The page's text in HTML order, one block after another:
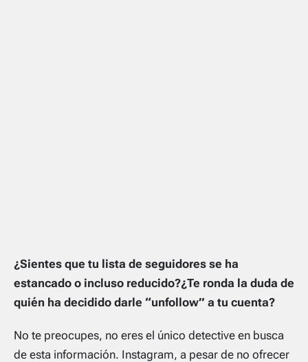
¿Sientes que tu lista de seguidores se ha
estancado o incluso reducido?¿Te ronda la duda de
quién ha decidido darle “unfollow” a tu cuenta?
No te preocupes, no eres el único detective en busca
de esta información. Instagram, a pesar de no ofrecer